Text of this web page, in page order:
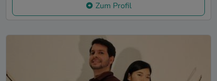
Zum Profil